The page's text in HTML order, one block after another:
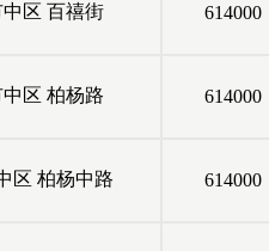
区 百禧街 614000
区 柏杨路 614000
区 柏杨中路 614000